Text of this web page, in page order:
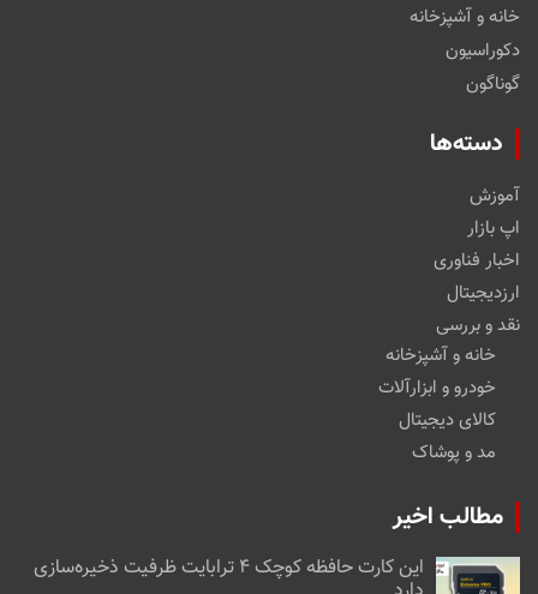
خانه و آشپزخانه
دکوراسیون
گوناگون
دسته‌ها
آموزش
اپ بازار
اخبار فناوری
ارزدیجیتال
نقد و بررسی
خانه و آشپزخانه
خودرو و ابزارآلات
کالای دیجیتال
مد و پوشاک
مطالب اخیر
این کارت حافظه کوچک ۴ ترابایت ظرفیت ذخیره‌سازی